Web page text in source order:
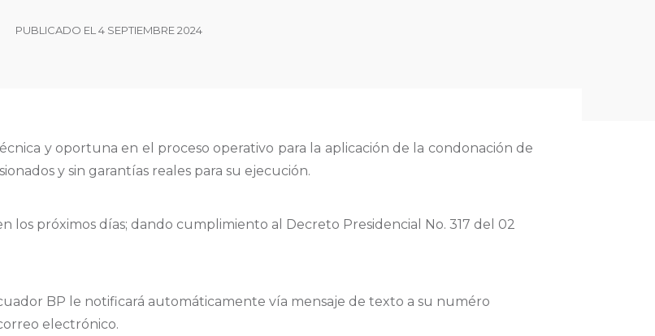
PUBLICADO EL 4 SEPTIEMBRE 2024
y oportuna en el proceso operativo para la aplicación de la condonación de
y sin garantías reales para su ejecución.
los próximos días; dando cumplimiento al Decreto Presidencial No. 317 del 02
BP le notificará automáticamente vía mensaje de texto a su numéro
electrónico.